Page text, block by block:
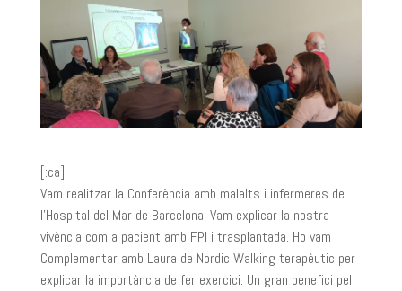
[:ca]
Vam realitzar la Conferència amb malalts i infermeres de
l’Hospital del Mar de Barcelona. Vam explicar la nostra
vivència com a pacient amb FPI i trasplantada. Ho vam
Complementar amb Laura de Nordic Walking terapèutic per
explicar la importància de fer exercici. Un gran benefici pel